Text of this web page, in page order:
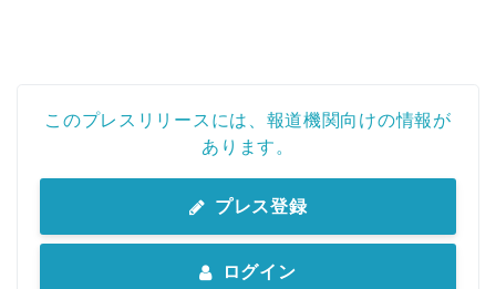
このプレスリリースには、報道機関向けの情報が
あります。
プレス登録
ログイン